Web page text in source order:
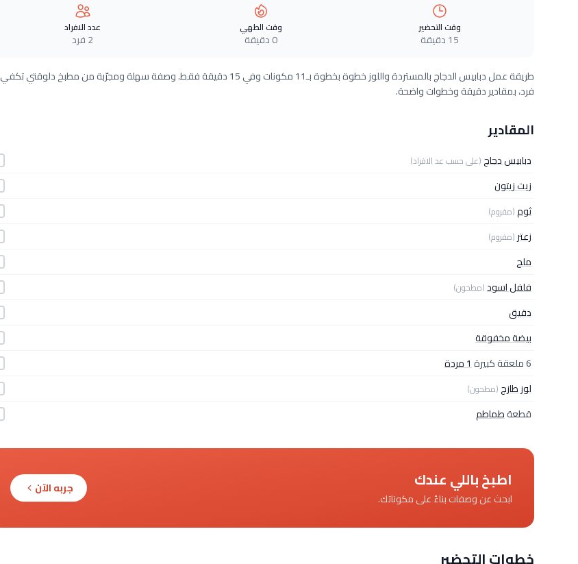
وقت التحضير
15 دقيقة
وقت الطهي
0 دقيقة
عدد الافراد
2 فرد
فرد، بمقادير دقيقة وخطوات واضحة.
المقادير
دبابيس دجاج(على حسب عد الافراد)
زيت زيتون
ثوم(مفروم)
زعتر (مفروم)
ملح
فلفل اسود(مطحون)
دقيق
بيضة مخفوقة
6 ملعقة كبيرة
1 مردة
لوز طازج(مطحون)
قطعةطماطم
اطبخ باللي عندك
ابحث عن وصفات بناءً على مكوناتك.
جربه الآن
خطوات التحضير